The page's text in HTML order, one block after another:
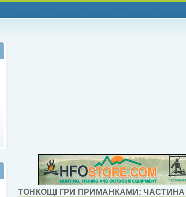
ТОНКОЩІ ГРИ ПРИМАНКАМИ: ЧАСТИНА